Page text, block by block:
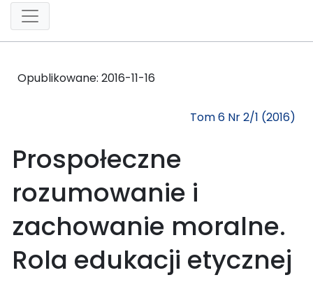
Opublikowane: 2016-11-16
Tom 6 Nr 2/1 (2016)
Prospołeczne
rozumowanie i
zachowanie moralne.
Rola edukacji etycznej